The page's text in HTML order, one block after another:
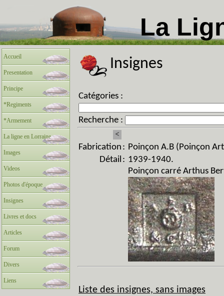
La
Accueil
Presentation
Principe
*Regiments
*Armement
La ligne en Lorraine
Images
Videos
Photos d'époque
Insignes
Livres et docs
Articles
Forum
Divers
Liens
Insignes
Catégories :
Recherche :
<
Fabrication : Poinçon A.B (Poinçon
Détail : 1939-1940.
Poinçon carré Arthus
Liste des insignes, sans images